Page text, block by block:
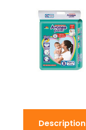
Description